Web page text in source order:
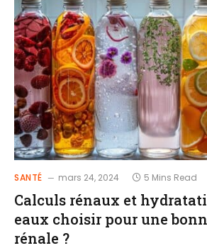
SANTÉ mars 24, 2024 5 Mins Read
Calculs rénaux et
eaux choisir pour une
rénale ?